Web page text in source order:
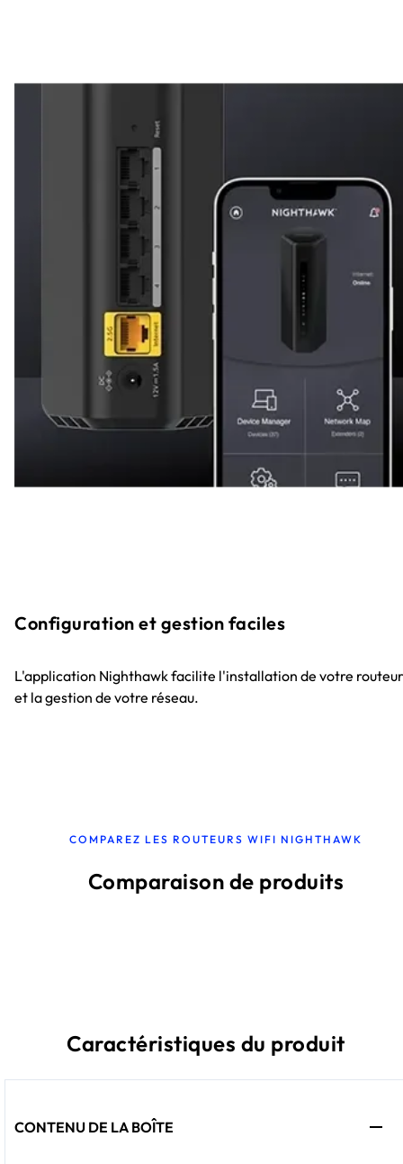
Configuration et gestion faciles
L'application Nighthawk facilite l'installation de votre routeur
et la gestion de votre réseau.
COMPAREZ LES ROUTEURS WIFI NIGHTHAWK
Comparaison de produits
Caractéristiques du produit
CONTENU DE LA BOÎTE